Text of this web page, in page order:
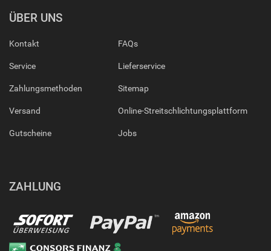
ÜBER UNS
Kontakt
Service
Zahlungsmethoden
Versand
Gutscheine
FAQs
Lieferservice
Sitemap
Online-Streitschlichtungsplattform
Jobs
ZAHLUNG